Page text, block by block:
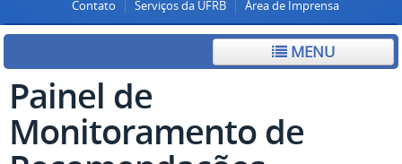
Contato Serviços da UFRB Área de Imprensa
MENU
Painel de
Monitoramento de